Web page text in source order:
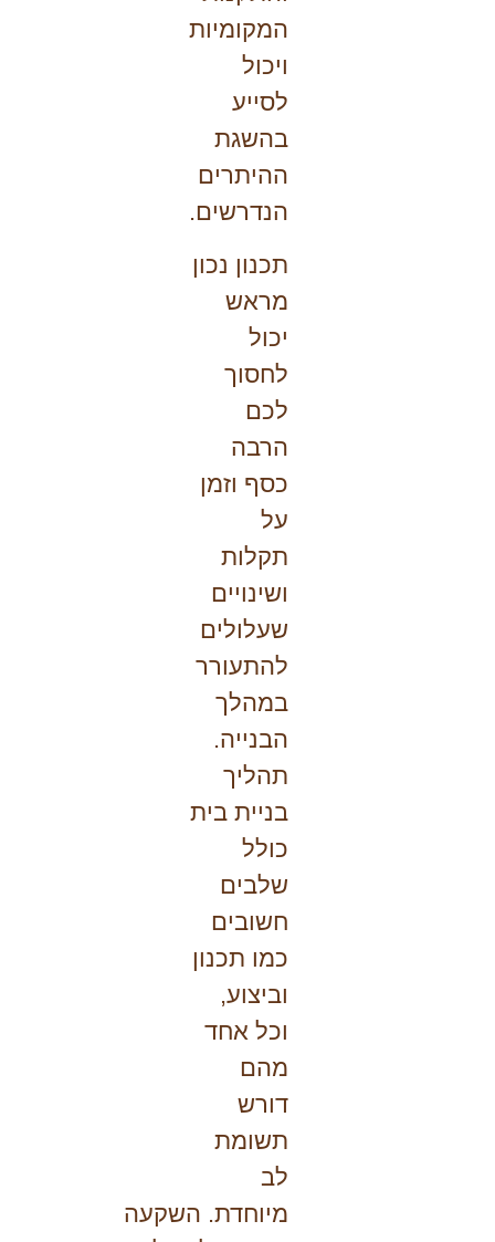
המקומיות
ויכול
לסייע
בהשגת
ההיתרים
הנדרשים.
תכנון נכון
מראש
יכול
לחסוך
לכם
הרבה
כסף וזמן
על
תקלות
ושינויים
שעלולים
להתעורר
במהלך
הבנייה.
תהליך
בניית בית
כולל
שלבים
חשובים
כמו תכנון
וביצוע,
וכל אחד
מהם
דורש
תשומת
לב
מיוחדת. השקעה